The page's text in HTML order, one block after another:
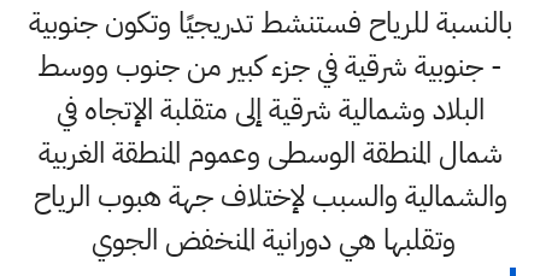
بالنسبة للرياح فستنشط تدريجيًا وتكون جنوبية
- جنوبية شرقية في جزء كبير من جنوب ووسط
البلاد وشمالية شرقية إلى متقلبة الإتجاه في
شمال المنطقة الوسطى وعموم المنطقة الغربية
والشمالية والسبب لإختلاف جهة هبوب الرياح
وتقلبها هي دورانية المنخفض الجوي